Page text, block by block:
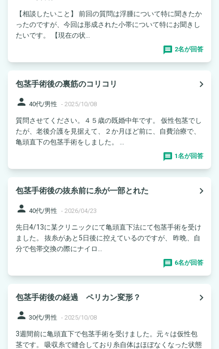
【相談したいこと】 前回の質問は浮腫について特に聞きたか
ったのですが、今回は形成された小帯について特にお聞きし
たいです。 【現在の状...
2名が回答
包茎手術後の裏筋のコリコリ
navigate_next
person 40代/男性 - 2025/10/08
質問させてください。４５歳の既婚中年です。 仮性包茎でし
たが、老後介護を見据えて、２か月ほど前に、自費治療で、
1名が回答
包茎手術後の抜糸前に糸が一部とれた
navigate_next
person 40代/男性 - 2026/04/23
先日4/13に某クリニックにて亀頭直下法にて包茎手術を受け
ました。 抜糸があと5日後に控えているのですが、 昨晩、自
分で包帯交換の際にナイロ...
6名が回答
包茎手術後の経過 ペリカン変形？
navigate_next
person 30代/男性 - 2025/10/08
3週間前に亀頭直下で包茎手術を受けました。元々は仮性包
茎です。 吸収糸で縫合しており糸自体はほぼなくなった状態